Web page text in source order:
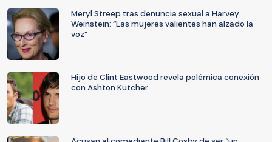
Meryl Streep tras denuncia sexual a Harvey
Weinstein: “Las mujeres valientes han alzado la
voz”
Hijo de Clint Eastwood revela polémica conexión
con Ashton Kutcher